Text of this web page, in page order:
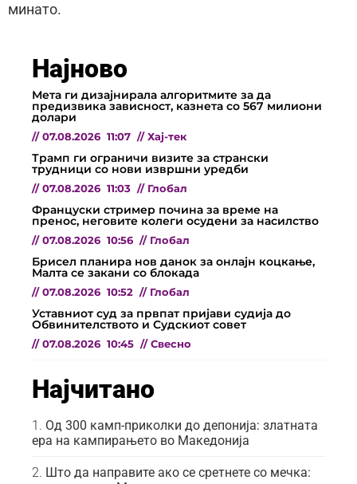
минато.
Најново
Мета ги дизајнирала алгоритмите за да
предизвика зависност, казнета со 567 милиони
долари
// 07.08.2026 11:07 // Хај-тек
Трамп ги ограничи визите за странски
трудници со нови извршни уредби
// 07.08.2026 11:03 // Глобал
Француски стример почина за време на
пренос, неговите колеги осудени за насилство
// 07.08.2026 10:56 // Глобал
Брисел планира нов данок за онлајн коцкање,
Малта се закани со блокада
// 07.08.2026 10:52 // Глобал
Уставниот суд за првпат пријави судија до
Обвинителството и Судскиот совет
// 07.08.2026 10:45 // Свесно
Најчитано
Од 300 камп-приколки до депонија: златната
ера на кампирањето во Македонија
Што да направите ако се сретнете со мечка: